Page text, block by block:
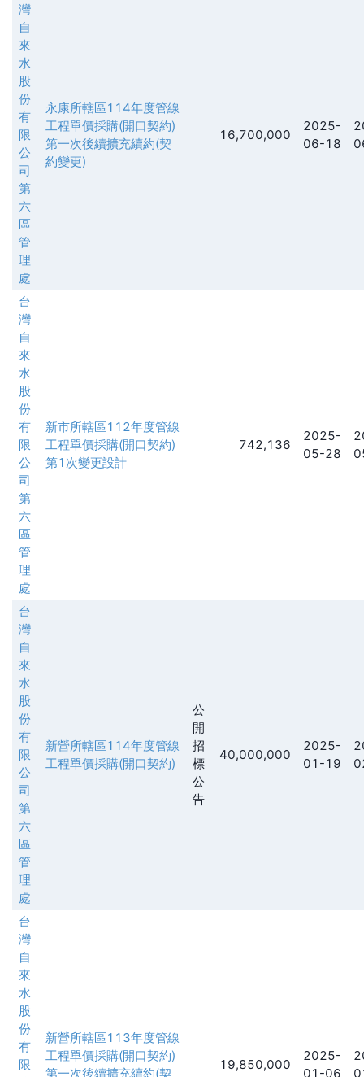
灣
自
來
水
股
份
有
限
公
司
第
六
區
管
理
處
永康所轄區114年度管線
工程單價採購(開口契約)
第一次後續擴充續約(契
約變更)
16,700,000
2025-
06-18
台
灣
自
來
水
股
份
有
限
公
司
第
六
區
管
理
處
新市所轄區112年度管線
工程單價採購(開口契約)
第1次變更設計
742,136
2025-
05-28
台
灣
自
來
水
股
份
有
限
公
司
第
六
區
管
理
處
新營所轄區114年度管線
工程單價採購(開口契約)
公
開
招
標
公
告
40,000,000
2025-
01-19
台
灣
自
來
水
股
份
有
限
新營所轄區113年度管線
工程單價採購(開口契約)
第一次後續擴充續約(契
19,850,000
2025-
01-06